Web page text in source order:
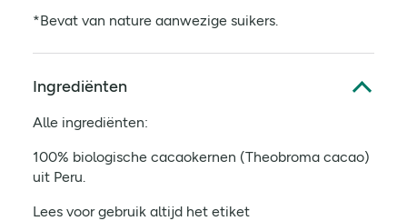
*Bevat van nature aanwezige suikers.
Ingrediënten
Alle ingrediënten:
100% biologische cacaokernen (Theobroma cacao)
uit Peru.
Lees voor gebruik altijd het etiket